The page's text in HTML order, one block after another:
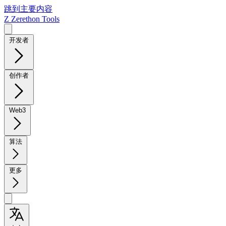
跳到主要内容
Z Zerethon Tools
开发者
创作者
Web3
算法
更多